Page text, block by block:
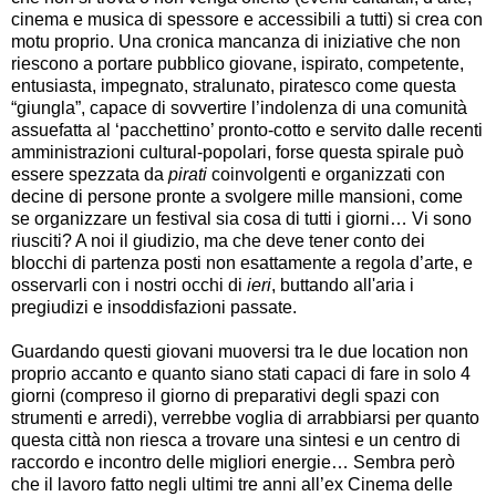
cinema e musica di spessore e accessibili a tutti) si crea con
motu proprio. Una cronica mancanza di iniziative che non
riescono a portare pubblico giovane, ispirato, competente,
entusiasta, impegnato, stralunato, piratesco come questa
“giungla”, capace di sovvertire l’indolenza di una comunità
assuefatta al ‘pacchettino’ pronto-cotto e servito dalle recenti
amministrazioni cultural-popolari, forse questa spirale può
essere spezzata da pirati coinvolgenti e organizzati con
decine di persone pronte a svolgere mille mansioni, come
se organizzare un festival sia cosa di tutti i giorni… Vi sono
riusciti? A noi il giudizio, ma che deve tener conto dei
blocchi di partenza posti non esattamente a regola d’arte, e
osservarli con i nostri occhi di ieri, buttando all'aria i
pregiudizi e insoddisfazioni passate.
Guardando questi giovani muoversi tra le due location non
proprio accanto e quanto siano stati capaci di fare in solo 4
giorni (compreso il giorno di preparativi degli spazi con
strumenti e arredi), verrebbe voglia di arrabbiarsi per quanto
questa città non riesca a trovare una sintesi e un centro di
raccordo e incontro delle migliori energie… Sembra però
che il lavoro fatto negli ultimi tre anni all’ex Cinema delle